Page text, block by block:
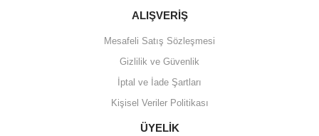
ALIŞVERİŞ
Mesafeli Satış Sözleşmesi
Gizlilik ve Güvenlik
İptal ve İade Şartları
Kişisel Veriler Politikası
ÜYELİK